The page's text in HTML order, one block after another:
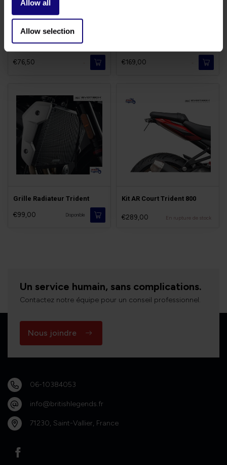
Allow all
Allow selection
Kit Vidange Triumph
€76,50 €169,00
Grille Radiateur Trident
€99,00 Disponible
Kit AR Court Trident 800
€289,00 En rupture de stock
Un service humain, sans complications.
Contactez notre équipe pour un conseil professionnel.
Nous joindre
06-10384053
info@britishlegends.fr
71230, Saint-Vallier, France